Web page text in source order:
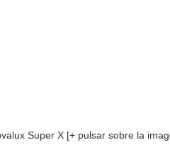
Super X [+ pulsar sobre la